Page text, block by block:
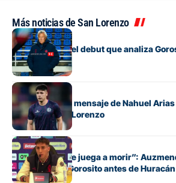
Más noticias de San Lorenzo
Fútbol
Los cambios y el debut que analiza
con Huracán
Fútbol
El conmovedor mensaje de Nahuel
a jugar en San Lorenzo
Fútbol
“Cada pelota se juega a morir”:
transmitió de Gorosito antes de Huracán